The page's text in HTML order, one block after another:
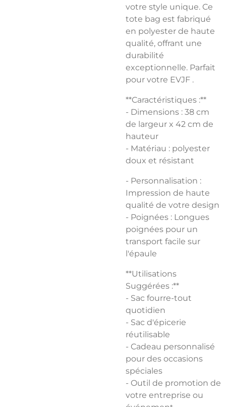
votre style unique. Ce
tote bag est fabriqué
en polyester de haute
qualité, offrant une
durabilité
exceptionnelle. Parfait
pour votre EVJF .
**Caractéristiques :**
- Dimensions : 38 cm
de largeur x 42 cm de
hauteur
- Matériau : polyester
doux et résistant
- Personnalisation :
Impression de haute
qualité de votre design
- Poignées : Longues
poignées pour un
transport facile sur
l'épaule
**Utilisations
Suggérées :**
- Sac fourre-tout
quotidien
- Sac d'épicerie
réutilisable
- Cadeau personnalisé
pour des occasions
spéciales
- Outil de promotion de
votre entreprise ou